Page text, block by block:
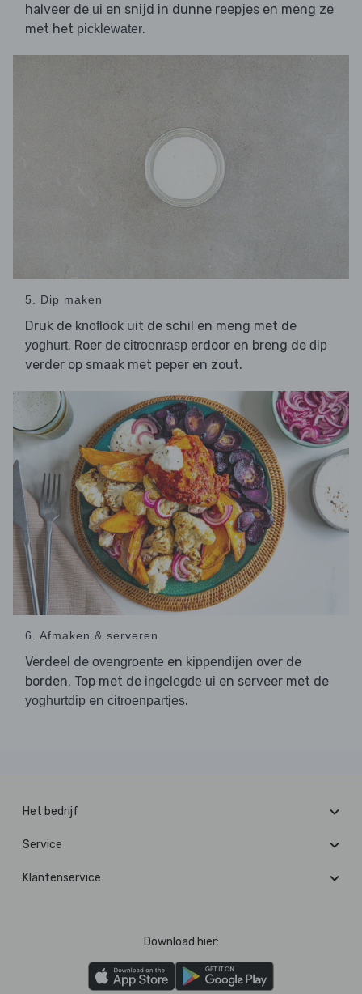
halveer de ui en snijd in dunne reepjes en meng ze
met het picklewater.
5. Dip maken
Druk de knoflook uit de schil en meng met de
yoghurt. Roer de citroenrasp erdoor en breng de dip
verder op smaak met peper en zout.
6. Afmaken & serveren
Verdeel de ovengroente en kippendijen over de
borden. Top met de ingelegde ui en serveer met de
yoghurtdip en citroenpartjes.
Het bedrijf
Service
Klantenservice
Download hier: